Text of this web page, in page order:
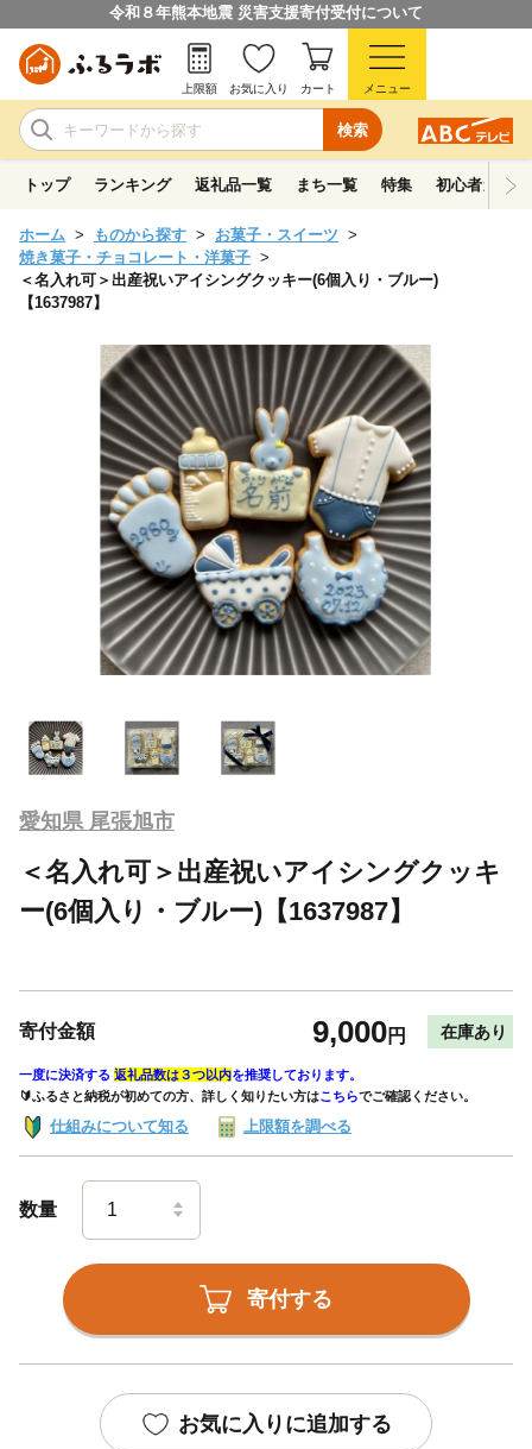
令和８年熊本地震 災害支援寄付受付について
検索
上限額 お気に入り カート メニュー
トップ ランキング 返礼品一覧 まち一覧 特集 初心者ガイド
ホーム ものから探す
お菓子・スイーツ
焼き菓子・チョコレート・洋菓子
＜名入れ可＞出産祝いアイシングクッキー(6個入り・ブルー)
【1637987】
愛知県 尾張旭市
＜名入れ可＞出産祝いアイシングクッキ
ー(6個入り・ブルー)【1637987】
寄付金額 9,000円 在庫あり
一度に決済する 返礼品数は３つ以内を推奨しております。
🔰ふるさと納税が初めての方、詳しく知りたい方はこちらでご確認ください。
仕組みについて知る 上限額を調べる
数量
寄付する
お気に入りに追加する